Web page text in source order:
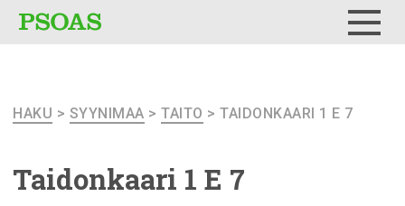
HAKU > SYYNIMAA > TAITO > TAIDONKAARI 1 E 7
Taidonkaari 1 E 7